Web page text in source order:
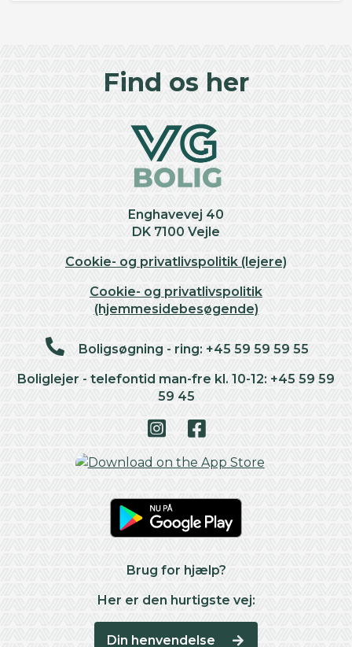
Find os her
Enghavevej 40
DK 7100 Vejle
Cookie- og privatlivspolitik (lejere)
Cookie- og privatlivspolitik
(hjemmesidebesøgende)
Boligsøgning - ring: +45 59 59 59 55
Boliglejer - telefontid man-fre kl. 10-12: +45 59 59
59 45
Brug for hjælp?
Her er den hurtigste vej:
Din henvendelse